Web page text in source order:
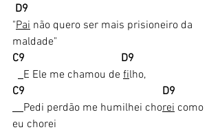
D9
"Pai não quero ser mais prisioneiro da
maldade"
C9                                   D9
E Ele me chamou de filho,
C9                                                  D9
Pedi perdão me humilhei chorei como
eu chorei